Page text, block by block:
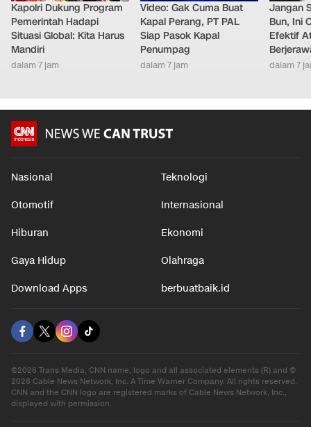
Kapolri Dukung Program
Pemerintah Hadapi
Situasi Global: Kita Harus
Mandiri
dalam 7 jam
Video: Gak Cuma Buat
Kapal Perang, PT PAL
Siap Pasok Kapal
Penumpag
dalam 7 jam
Jangan
Bun, Ini
Efektif
dalam 7
Nasional Teknologi
Otomotif Internasional
Hiburan Ekonomi
Gaya Hidup Olahraga
Download Apps berbuatbaik.id
©2026 Trans Media, CNN name, logo and all associated elements (R) and ©
2026 Cable News Network, Inc. A Time Warner Company. All rights reserved.
CNN and the CNN logo are registered marks of Cable News Network, Inc.,
displayed with permission.